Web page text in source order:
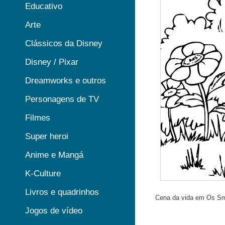
Cena da vida em Os
Educativo
Arte
Clássicos da Disney
Disney / Pixar
Dreamworks e outros
Personagens de TV
Filmes
Super heroi
Anime e Mangá
K-Culture
Livros e quadrinhos
Jogos de vídeo